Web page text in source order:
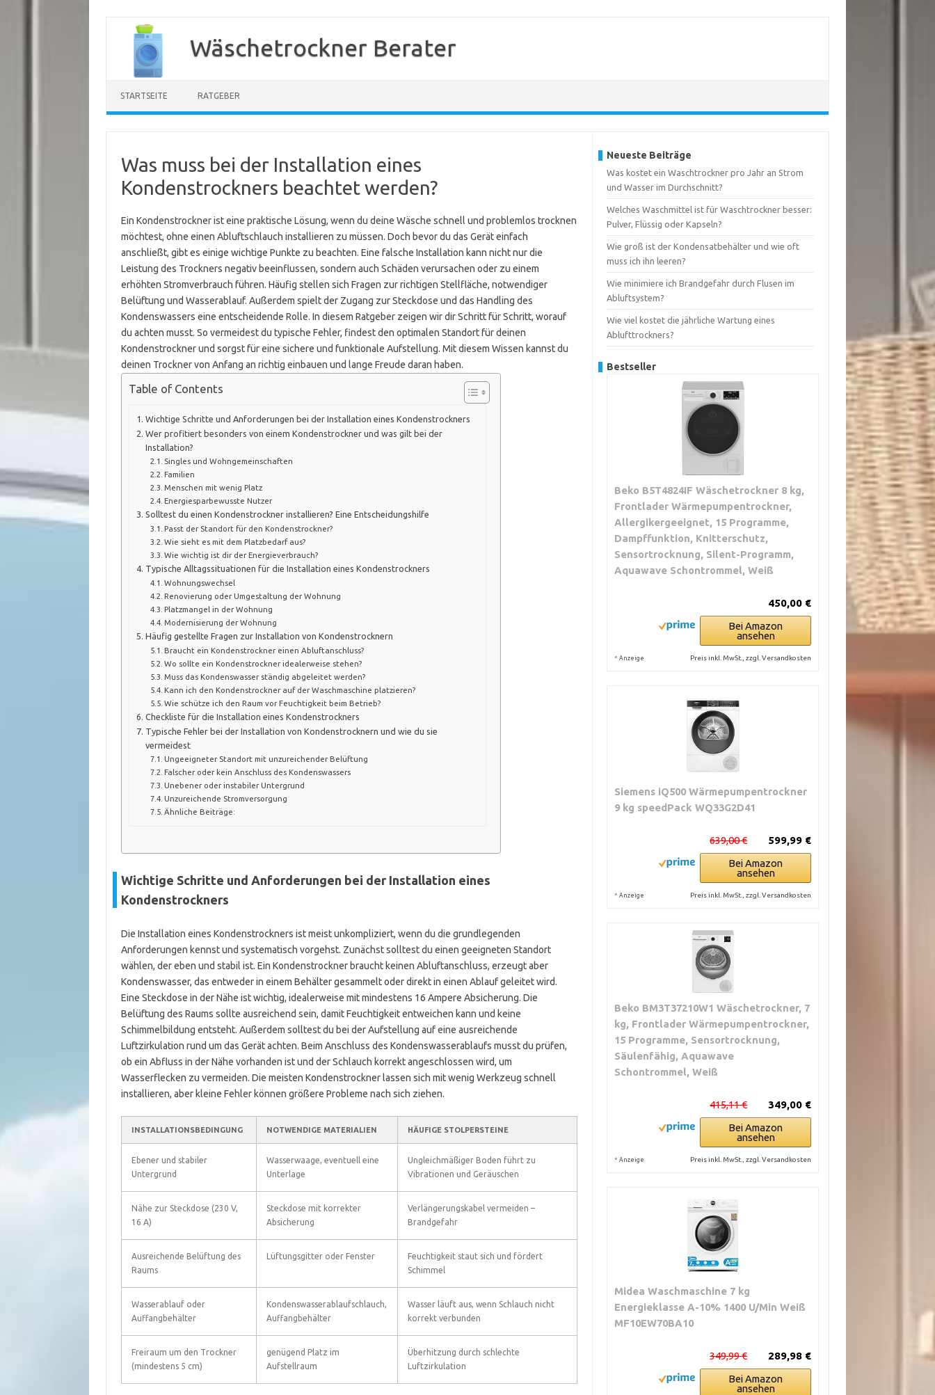
springen
Wäschetrockner Berater
STARTSEITE RATGEBER
Was muss bei der Installation eines
Kondenstrockners beachtet werden?
Ein Kondenstrockner ist eine praktische Lösung, wenn du deine Wäsche schnell und problemlos trocknen
möchtest, ohne einen Abluftschlauch installieren zu müssen. Doch bevor du das Gerät einfach
anschließt, gibt es einige wichtige Punkte zu beachten. Eine falsche Installation kann nicht nur die
Leistung des Trockners negativ beeinflussen, sondern auch Schäden verursachen oder zu einem
erhöhten Stromverbrauch führen. Häufig stellen sich Fragen zur richtigen Stellfläche, notwendiger
Belüftung und Wasserablauf. Außerdem spielt der Zugang zur Steckdose und das Handling des
Kondenswassers eine entscheidende Rolle. In diesem Ratgeber zeigen wir dir Schritt für Schritt, worauf
du achten musst. So vermeidest du typische Fehler, findest den optimalen Standort für deinen
Kondenstrockner und sorgst für eine sichere und funktionale Aufstellung. Mit diesem Wissen kannst du
deinen Trockner von Anfang an richtig einbauen und lange Freude daran haben.
Table of Contents
Wichtige Schritte und Anforderungen bei der Installation eines Kondenstrockners
Wer profitiert besonders von einem Kondenstrockner und was gilt bei der
Installation?
Singles und Wohngemeinschaften
Familien
Menschen mit wenig Platz
Energiesparbewusste Nutzer
Solltest du einen Kondenstrockner installieren? Eine Entscheidungshilfe
Passt der Standort für den Kondenstrockner?
Wie sieht es mit dem Platzbedarf aus?
Wie wichtig ist dir der Energieverbrauch?
Typische Alltagssituationen für die Installation eines Kondenstrockners
Wohnungswechsel
Renovierung oder Umgestaltung der Wohnung
Platzmangel in der Wohnung
Modernisierung der Wohnung
Häufig gestellte Fragen zur Installation von Kondenstrocknern
Braucht ein Kondenstrockner einen Abluftanschluss?
Wo sollte ein Kondenstrockner idealerweise stehen?
Muss das Kondenswasser ständig abgeleitet werden?
Kann ich den Kondenstrockner auf der Waschmaschine platzieren?
Wie schütze ich den Raum vor Feuchtigkeit beim Betrieb?
Checkliste für die Installation eines Kondenstrockners
Typische Fehler bei der Installation von Kondenstrocknern und wie du sie
vermeidest
Ungeeigneter Standort mit unzureichender Belüftung
Falscher oder kein Anschluss des Kondenswassers
Unebener oder instabiler Untergrund
Unzureichende Stromversorgung
Ähnliche Beiträge:
Wichtige Schritte und Anforderungen bei der Installation eines
Kondenstrockners
Die Installation eines Kondenstrockners ist meist unkompliziert, wenn du die grundlegenden
Anforderungen kennst und systematisch vorgehst. Zunächst solltest du einen geeigneten Standort
wählen, der eben und stabil ist. Ein Kondenstrockner braucht keinen Abluftanschluss, erzeugt aber
Kondenswasser, das entweder in einem Behälter gesammelt oder direkt in einen Ablauf geleitet wird.
Eine Steckdose in der Nähe ist wichtig, idealerweise mit mindestens 16 Ampere Absicherung. Die
Belüftung des Raums sollte ausreichend sein, damit Feuchtigkeit entweichen kann und keine
Schimmelbildung entsteht. Außerdem solltest du bei der Aufstellung auf eine ausreichende
Luftzirkulation rund um das Gerät achten. Beim Anschluss des Kondenswasserablaufs musst du prüfen,
ob ein Abfluss in der Nähe vorhanden ist und der Schlauch korrekt angeschlossen wird, um
Wasserflecken zu vermeiden. Die meisten Kondenstrockner lassen sich mit wenig Werkzeug schnell
installieren, aber kleine Fehler können größere Probleme nach sich ziehen.
INSTALLATIONSBEDINGUNG NOTWENDIGE MATERIALIEN HÄUFIGE STOLPERSTEINE
Ebener und stabiler
Untergrund
Wasserwaage, eventuell eine
Unterlage
Ungleichmäßiger Boden führt zu
Vibrationen und Geräuschen
Nähe zur Steckdose (230 V,
16 A)
Steckdose mit korrekter
Absicherung
Verlängerungskabel vermeiden –
Brandgefahr
Ausreichende Belüftung des
Raums
Lüftungsgitter oder Fenster
Feuchtigkeit staut sich und fördert
Schimmel
Wasserablauf oder
Auffangbehälter
Kondenswasserablaufschlauch,
Auffangbehälter
Wasser läuft aus, wenn Schlauch nicht
korrekt verbunden
Freiraum um den Trockner
(mindestens 5 cm)
genügend Platz im
Aufstellraum
Überhitzung durch schlechte
Luftzirkulation
Neueste Beiträge
Was kostet ein Waschtrockner pro Jahr an Strom
und Wasser im Durchschnitt?
Welches Waschmittel ist für Waschtrockner besser:
Pulver, Flüssig oder Kapseln?
Wie groß ist der Kondensatbehälter und wie oft
muss ich ihn leeren?
Wie minimiere ich Brandgefahr durch Flusen im
Abluftsystem?
Wie viel kostet die jährliche Wartung eines
Ablufttrockners?
Bestseller
Beko B5T4824IF Wäschetrockner 8 kg,
Frontlader Wärmepumpentrockner,
Allergikergeeignet, 15 Programme,
Dampffunktion, Knitterschutz,
Sensortrocknung, Silent-Programm,
Aquawave Schontrommel, Weiß
450,00 €
Bei Amazon
ansehen
* Anzeige Preis inkl. MwSt., zzgl. Versandkosten
Siemens iQ500 Wärmepumpentrockner
9 kg speedPack WQ33G2D41
599,99 €
639,00 €
Bei Amazon
ansehen
* Anzeige Preis inkl. MwSt., zzgl. Versandkosten
Beko BM3T37210W1 Wäschetrockner, 7
kg, Frontlader Wärmepumpentrockner,
15 Programme, Sensortrocknung,
Säulenfähig, Aquawave
Schontrommel, Weiß
349,00 €
415,11 €
Bei Amazon
ansehen
* Anzeige Preis inkl. MwSt., zzgl. Versandkosten
Midea Waschmaschine 7 kg
Energieklasse A-10% 1400 U/Min Weiß
MF10EW70BA10
289,98 €
349,99 €
Bei Amazon
ansehen